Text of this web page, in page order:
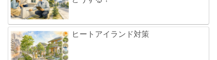
ヒートアイランド対策